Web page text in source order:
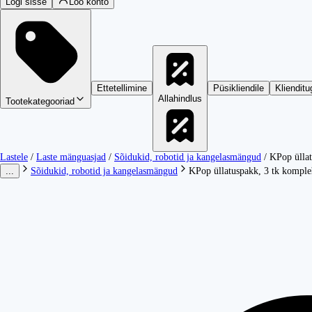
Tootekategooriad
Ettetellimine
Allahindlus
Püsikliendile
Lastele / Laste mänguasjad / Sõidukid, robotid ja kangelasmängud / KPop
...
Sõidukid, robotid ja kangelasmängud KPop üllatuspakk, 3 tk